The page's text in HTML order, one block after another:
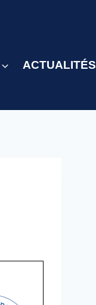
ACTUALITÉS